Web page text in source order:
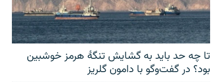
تا چه حد باید به گشایش تنگهٔ هرمز خوشبین
بود؟ در گفت‌وگو با دامون گلریز